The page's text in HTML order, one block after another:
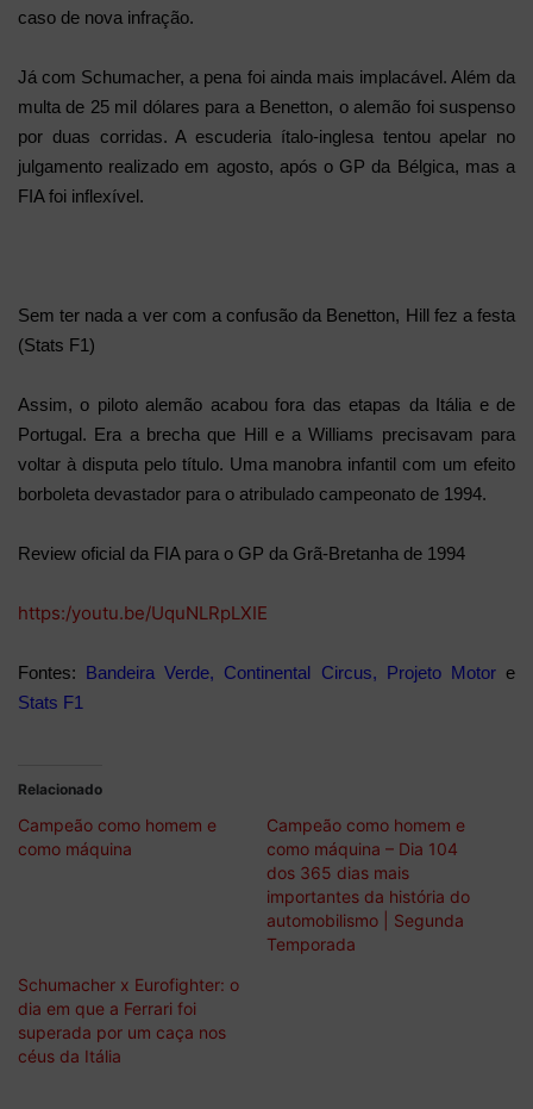
caso de nova infração.
Já com Schumacher, a pena foi ainda mais implacável. Além da
multa de 25 mil dólares para a Benetton, o alemão foi suspenso
por duas corridas. A escuderia ítalo-inglesa tentou apelar no
julgamento realizado em agosto, após o GP da Bélgica, mas a
FIA foi inflexível.
Sem ter nada a ver com a confusão da Benetton, Hill fez a festa
(Stats F1)
Assim, o piloto alemão acabou fora das etapas da Itália e de
Portugal. Era a brecha que Hill e a Williams precisavam para
voltar à disputa pelo título. Uma manobra infantil com um efeito
borboleta devastador para o atribulado campeonato de 1994.
Review oficial da FIA para o GP da Grã-Bretanha de 1994
https:/youtu.be/UquNLRpLXIE
Fontes: Bandeira Verde, Continental Circus, Projeto Motor e
Stats F1
Relacionado
Campeão como homem e
como máquina
Campeão como homem e
como máquina – Dia 104
dos 365 dias mais
importantes da história do
automobilismo | Segunda
Temporada
Schumacher x Eurofighter: o
dia em que a Ferrari foi
superada por um caça nos
céus da Itália